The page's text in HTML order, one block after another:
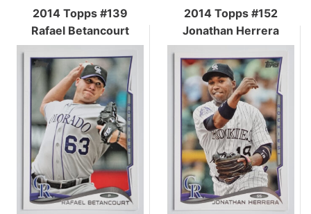
2014 Topps #139
Rafael Betancourt
2014 Topps #152
Jonathan Herrera